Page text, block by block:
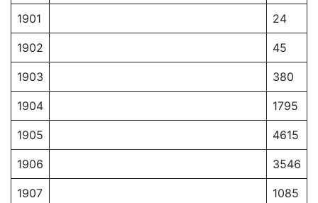
1901 24
1902 45
1903 380
1904 1795
1905 4615
1906 3546
1907 1085